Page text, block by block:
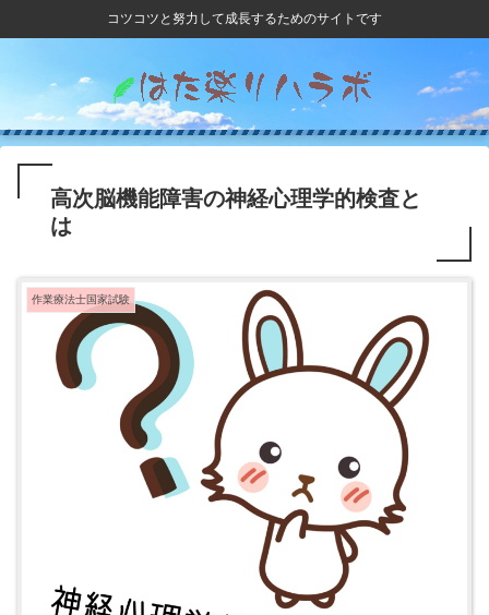
コツコツと努力して成長するためのサイトです
高次脳機能障害の神経心理学的検査と
は
作業療法士国家試験